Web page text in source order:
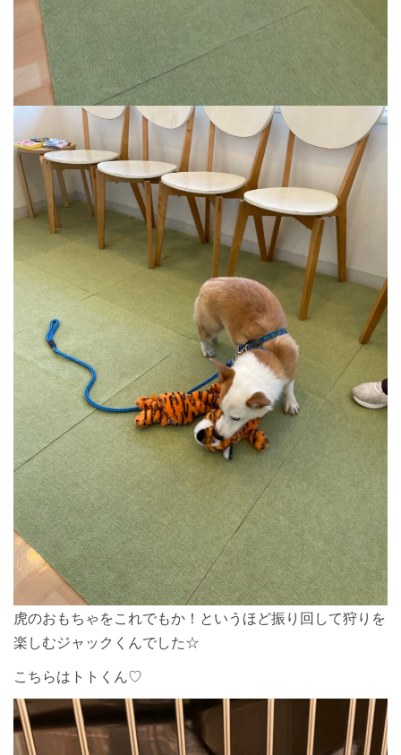
虎のおもちゃをこれでもか！というほど振り回して狩りを
楽しむジャックくんでした☆
こちらはトトくん♡